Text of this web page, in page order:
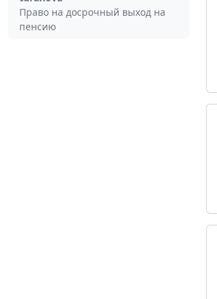
Право на досрочный выход на
пенсию